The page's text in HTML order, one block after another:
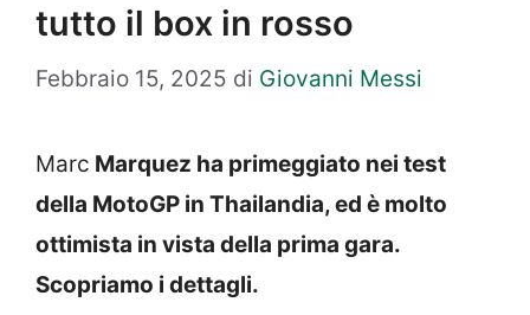
tutto il box in rosso
Febbraio 15, 2025 di Giovanni Messi
Marc Marquez ha primeggiato nei test
della MotoGP in Thailandia, ed è molto
ottimista in vista della prima gara.
Scopriamo i dettagli.